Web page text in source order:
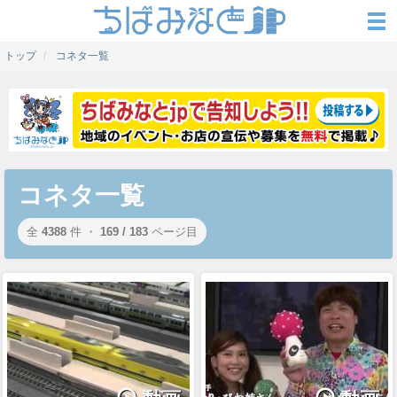
トップ コネタ一覧
コネタ一覧
全 4388 件 ・ 169 / 183 ページ目